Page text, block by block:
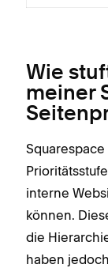
Wie
meiner
interne
können.
die
haben